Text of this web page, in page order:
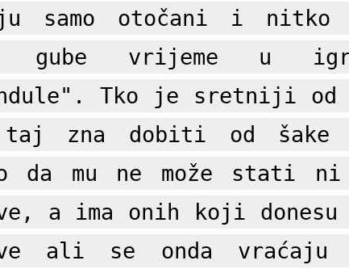
samo otočani i nitko
gube vrijeme u
Tko je sretniji
zna dobiti od šake
da mu ne može stati
a ima onih koji
ali se onda vraćaju